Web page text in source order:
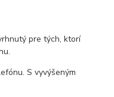
pre tých, ktorí
S vyvýšeným